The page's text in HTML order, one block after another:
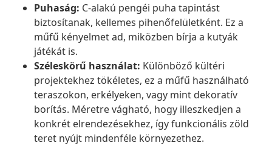
Puhaság: C-alakú pengéi puha tapintást
biztosítanak, kellemes pihenőfelületként. Ez a
műfű kényelmet ad, miközben bírja a kutyák
játékát is.
Széleskörű használat: Különböző kültéri
projektekhez tökéletes, ez a műfű használható
teraszokon, erkélyeken, vagy mint dekoratív
borítás. Méretre vágható, hogy illeszkedjen a
konkrét elrendezésekhez, így funkcionális zöld
teret nyújt mindenféle környezethez.